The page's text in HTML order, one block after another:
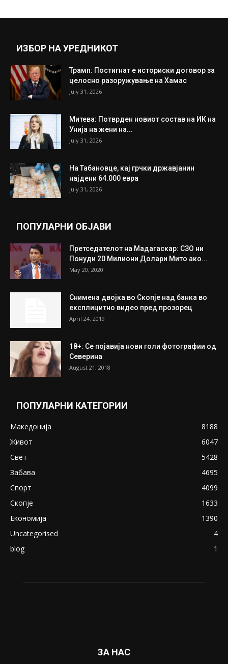
ИЗБОР НА УРЕДНИКОТ
Трамп: Постигнат е историски договор за
целосно разоружување на Хамас
July 31, 2026
Митева: Потврден новиот состав на ИК на
Унија на жени на...
July 31, 2026
На Табановце, кај грчки државјанин
најдени 64.000 евра
July 31, 2026
ПОПУЛАРНИ ОБЈАВИ
Претседателот на Мадагаскар: СЗО ни
Понуди 20 Милиони Долари Мито ако...
May 20, 2020
Снимена двојка во Скопје над банка во
експлицитно видео пред прозорец
April 24, 2019
18+: Се појавија нови голи фотографии од
Северина
August 21, 2018
ПОПУЛАРНИ КАТЕГОРИИ
Македонија
8188
Живот
6047
Свет
5428
Забава
4695
Спорт
4099
Скопје
1633
Економија
1390
Uncategorised
4
blog
1
ЗА НАС